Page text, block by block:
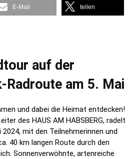
E-Mail teilen
auf der
Radroute am 5. Mai
und dabei die Heimat entdecken!
des HAUS AM HABSBERG, radelt
mit den Teilnehmerinnen und
40 km langen Route durch den
Sonnenverwöhnte, artenreiche